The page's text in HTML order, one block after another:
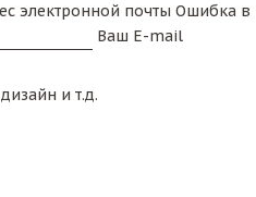
электронной почты Ошибка в
Ваш E-mail
и т.д.